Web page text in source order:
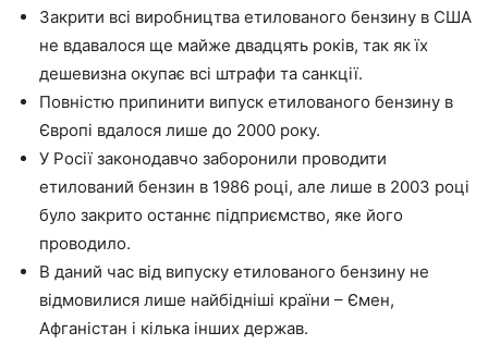
Закрити всі виробництва етилованого бензину в США
не вдавалося ще майже двадцять років, так як їх
дешевизна окупає всі штрафи та санкції.
Повністю припинити випуск етилованого бензину в
Європі вдалося лише до 2000 року.
У Росії законодавчо заборонили проводити
етилований бензин в 1986 році, але лише в 2003 році
було закрито останнє підприємство, яке його
проводило.
В даний час від випуску етилованого бензину не
відмовилися лише найбідніші країни – Ємен,
Афганістан і кілька інших держав.